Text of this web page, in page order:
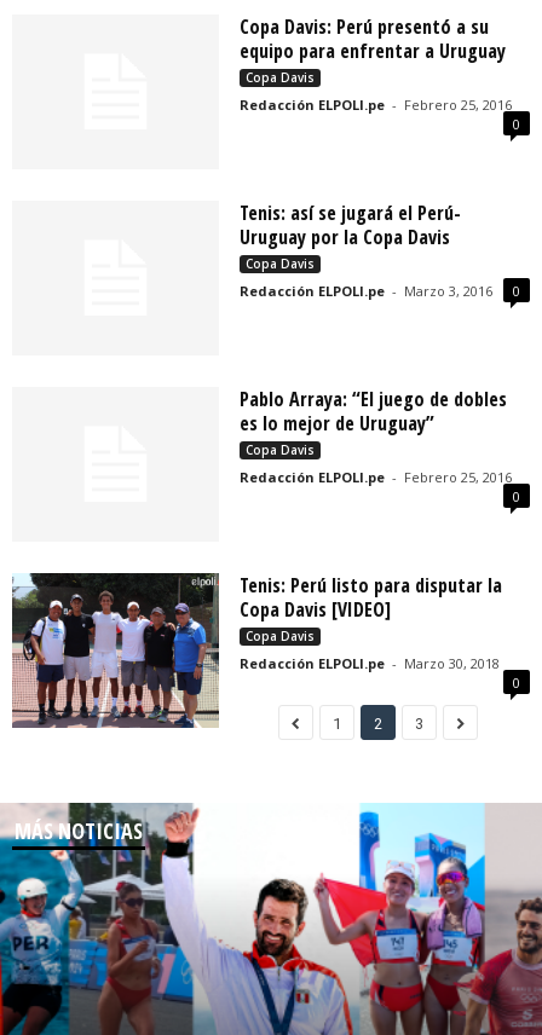
Copa Davis: Perú presentó a su
equipo para enfrentar a Uruguay
Copa Davis
Redacción ELPOLI.pe - Febrero 25, 2016
0
Tenis: así se jugará el Perú-
Uruguay por la Copa Davis
Copa Davis
Redacción ELPOLI.pe - Marzo 3, 2016 0
Pablo Arraya: “El juego de dobles
es lo mejor de Uruguay”
Copa Davis
Redacción ELPOLI.pe - Febrero 25, 2016
0
Tenis: Perú listo para disputar la
Copa Davis [VIDEO]
Copa Davis
Redacción ELPOLI.pe - Marzo 30, 2018
0
1 2 3
MÁS NOTICIAS